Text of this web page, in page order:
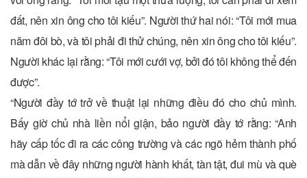
đất, nên xin ông cho tôi kiếu”. Người thứ hai nói: “Tôi mới mua
năm đôi bò, và tôi phải đi thử chúng, nên xin ông cho tôi kiếu”.
Người khác lại rằng: “Tôi mới cưới vợ, bởi đó tôi không thể đến
được”.
“Người đầy tớ trở về thuật lại những điều đó cho chủ mình.
Bấy giờ chủ nhà liền nổi giận, bảo người đầy tớ rằng: “Anh
hãy cấp tốc đi ra các công trường và các ngõ hẻm thành phố
mà dẫn về đây những người hành khất, tàn tật, đui mù và què